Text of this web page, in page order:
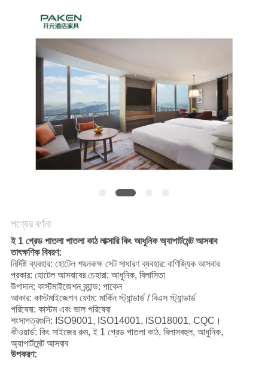
PRIVACY
POLICY
পণ্যের বর্ণনা
ই 1 গ্রেড পাতলা পাতলা কাঠ লাক্সারি কিং আধুনিক অ্যাপার্টমেন্ট আসবাব
তাৎক্ষণিক বিবরণ:
নির্দিষ্ট ব্যবহার: হোটেল শয়নকক্ষ সেট সাধারণ ব্যবহার: বাণিজ্যিক আসবাব
প্রকার: হোটেল আসবাবের চেহারা: আধুনিক, বিলাসিতা
উপাদান: কাস্টমাইজেশন ব্র্যান্ড: পাকেন
আকার: কাস্টমাইজেশন ফোম: মার্কিন স্ট্যান্ডার্ড / বিএস স্ট্যান্ডার্ড
পরিষেবা: কাস্টম এবং ভাল পরিষেবা
শংসাপত্রগুলি: ISO9001, ISO14001, ISO18001, CQC।
কীওয়ার্ড: কিং সাইজের রুম, ই 1 গ্রেড পাতলা কাঠ, বিলাসবহুল, আধুনিক,
অ্যাপার্টমেন্ট আসবাব
উপকরণ: